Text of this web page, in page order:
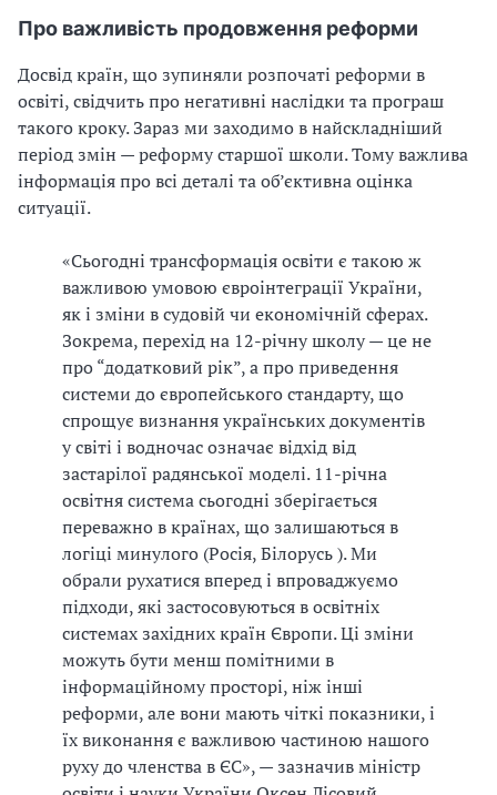
Про важливість продовження реформи
Досвід країн, що зупиняли розпочаті реформи в
освіті, свідчить про негативні наслідки та програш
такого кроку. Зараз ми заходимо в найскладніший
період змін — реформу старшої школи. Тому важлива
інформація про всі деталі та об’єктивна оцінка
ситуації.
«Сьогодні трансформація освіти є такою ж
важливою умовою євроінтеграції України,
як і зміни в судовій чи економічній сферах.
Зокрема, перехід на 12-річну школу — це не
про “додатковий рік”, а про приведення
системи до європейського стандарту, що
спрощує визнання українських документів
у світі і водночас означає відхід від
застарілої радянської моделі. 11-річна
освітня система сьогодні зберігається
переважно в країнах, що залишаються в
логіці минулого (Росія, Білорусь ). Ми
обрали рухатися вперед і впроваджуємо
підходи, які застосовуються в освітніх
системах західних країн Європи. Ці зміни
можуть бути менш помітними в
інформаційному просторі, ніж інші
реформи, але вони мають чіткі показники, і
їх виконання є важливою частиною нашого
руху до членства в ЄС», — зазначив міністр